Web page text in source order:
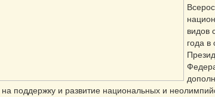
видов
года в
поддержку и развитие национальных и